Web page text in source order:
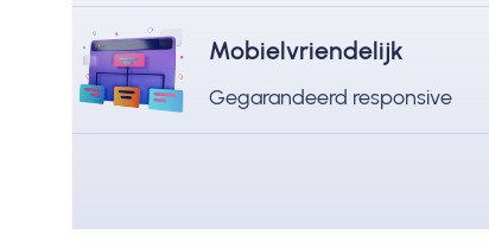
Mobielvriendelijk
Gegarandeerd responsive